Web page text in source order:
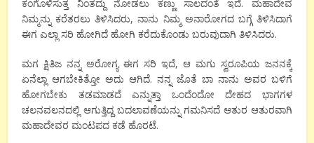
ಕಂಗೊಳಿಸುತ್ತ ನಿಂತದ್ದು ನೋಡಲು ಕಣ್ಣು ಸಾಲದಂತೆ ಇದೆ. ಮಹಾದೇವ
ನಿಮ್ಮನ್ನು ಕರೆತರಲು ತಿಳಿಸಿದರು, ನಾನು ನಿಮ್ಮ ಅನಾರೋಗದ ಬಗ್ಗೆ ತಿಳಿಸಿದಾಗೆ
ಈಗ ಎಲ್ಲಾ ಸರಿ ಹೋಗಿದೆ ಹೋಗಿ ಕರೆದುಕೊಂಡು ಬರುವುದಾಗಿ ತಿಳಿಸಿದರು.
ಮಗ ಕ್ಷಿತಿಜ ನನ್ನ ಅರೋಗ್ಯ ಈಗ ಸರಿ ಇದೆ, ಆ ಮಗು ಸ್ವರೂಪಿಯ ಜನನಕ್ಕೆ
ಏನೆಲ್ಲಾ ಆಗಬೇಕಿತ್ತೋ ಅದು ಆಗಿದೆ. ನನ್ನ ಜೊತೆ ಬಾ ನಾನು ಅವರ ಬಳಿಗೆ
ಹೋಗಬೇಕು ತಡಮಾಡದೆ ಎನ್ನುತ್ತಾ ಒಂದೆಂದೋ ದೇಹದ ಭಾಗಗಳ
ಚಲನವಲನದಲ್ಲಿ ಆಗುತ್ತಿದ್ದ ಬದಲಾವಣೆಯನ್ನು ಗಮನಿಸದೆ ಆತುರ ಆತುರವಾಗಿ
ಮಹಾದೇವರ ಮಂಟಪದ ಕಡೆ ಹೊರಟೆ.